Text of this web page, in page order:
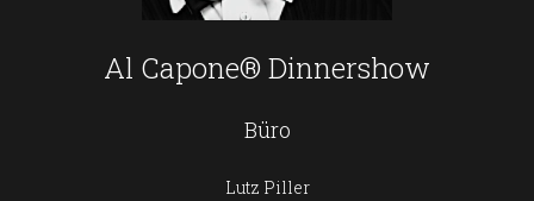
Al Capone® Dinnershow
Büro
Lutz Piller